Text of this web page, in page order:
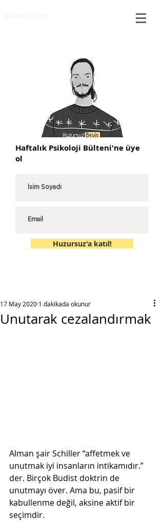
Haftalık Psikoloji Bülteni'ne üye
ol
Huzursuz'a katıl!
Unutarak cezalandırmak
17 May 2020 1 dakikada okunur
Alman şair Schiller “affetmek ve
unutmak iyi insanların intikamıdır.”
der. Birçok Budist doktrin de
unutmayı över. Ama bu, pasif bir
kabullenme değil, aksine aktif bir
seçimdir.